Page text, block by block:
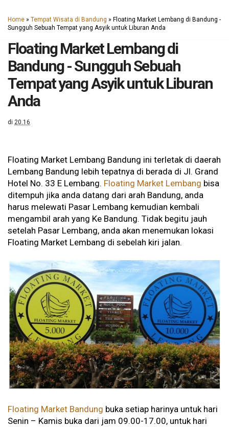
Home » Tempat Wisata di Bandung » Floating Market Lembang di Bandung -
Sungguh Sebuah Tempat yang Asyik untuk Liburan Anda
Floating Market Lembang di
Bandung - Sungguh Sebuah
Tempat yang Asyik untuk Liburan
Anda
di 20.16
Floating Market Lembang Bandung ini terletak di daerah
Lembang Bandung lebih tepatnya di berada di Jl. Grand
Hotel No. 33 E Lembang. Floating Market Lembang bisa
ditempuh jika anda datang dari arah Bandung, anda
harus melewati Pasar Lembang kemudian kembali
mengambil arah yang Ke Bandung. Tidak begitu jauh
setelah Pasar Lembang, anda akan menemukan lokasi
Floating Market Lembang di sebelah kiri jalan.
Floating Market Bandung buka setiap harinya untuk hari
Senin – Kamis buka dari jam 09.00-17.00, untuk hari